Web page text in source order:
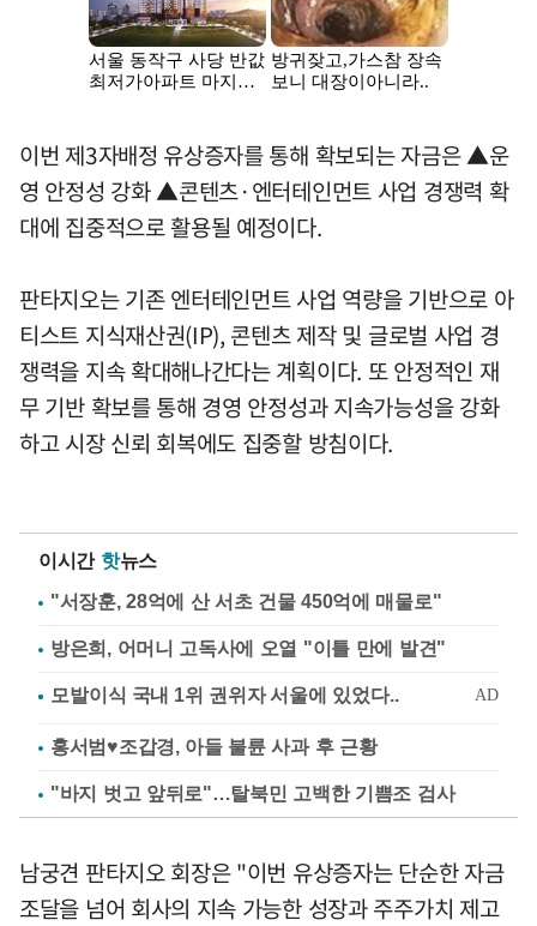
이번 제3자배정 유상증자를 통해 확보되는 자금은 ▲운
영 안정성 강화 ▲콘텐츠·엔터테인먼트 사업 경쟁력 확
대에 집중적으로 활용될 예정이다.
판타지오는 기존 엔터테인먼트 사업 역량을 기반으로 아
티스트 지식재산권(IP), 콘텐츠 제작 및 글로벌 사업 경
쟁력을 지속 확대해나간다는 계획이다. 또 안정적인 재
무 기반 확보를 통해 경영 안정성과 지속가능성을 강화
하고 시장 신뢰 회복에도 집중할 방침이다.
이시간 핫뉴스
"서장훈, 28억에 산 서초 건물 450억에 매물로"
방은희, 어머니 고독사에 오열 "이틀 만에 발견"
홍서범♥조갑경, 아들 불륜 사과 후 근황
"바지 벗고 앞뒤로"…탈북민 고백한 기쁨조 검사
남궁견 판타지오 회장은 "이번 유상증자는 단순한 자금
조달을 넘어 회사의 지속 가능한 성장과 주주가치 제고